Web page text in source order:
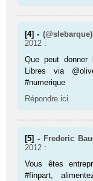
[4] -
2012 :
Que peut donner
Libres via
#numerique
Répondre ici
[5] - Frederic
2012 :
Vous êtes
#finpart,